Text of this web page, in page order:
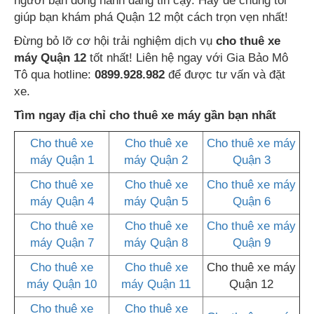
giúp bạn khám phá Quận 12 một cách trọn vẹn nhất!
Đừng bỏ lỡ cơ hội trải nghiệm dịch vụ cho thuê xe
máy Quận 12 tốt nhất! Liên hệ ngay với Gia Bảo Mô
Tô qua hotline: 0899.928.982 để được tư vấn và đặt
xe.
Tìm ngay địa chỉ cho thuê xe máy gần bạn nhất
Cho thuê xe
máy Quận 1
Cho thuê xe
máy Quận 2
Cho thuê xe máy
Quận 3
Cho thuê xe
máy Quận 4
Cho thuê xe
máy Quận 5
Cho thuê xe máy
Quận 6
Cho thuê xe
máy Quận 7
Cho thuê xe
máy Quận 8
Cho thuê xe máy
Quận 9
Cho thuê xe
máy Quận 10
Cho thuê xe
máy Quận 11
Cho thuê xe máy
Quận 12
Cho thuê xe
Cho thuê xe